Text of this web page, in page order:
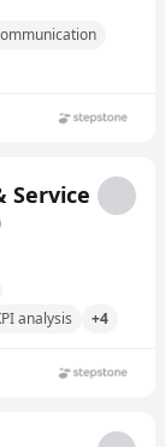
Service
analysis +4